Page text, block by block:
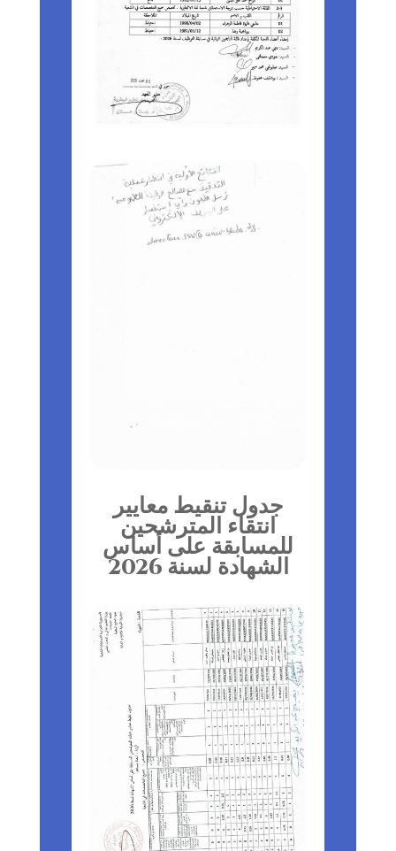
جدول تنقيط معايير
انتقاء المترشحين
للمسابقة على أساس
الشهادة لسنة 2026